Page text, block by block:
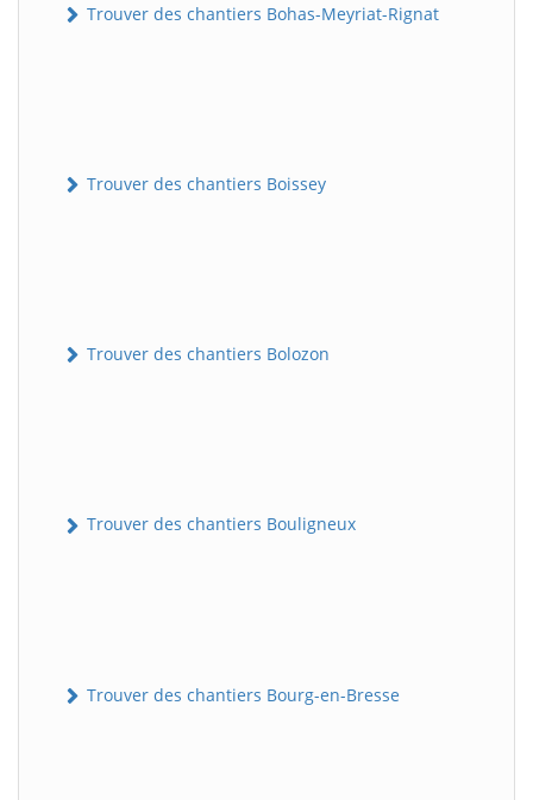
Trouver des chantiers Bohas-Meyriat-Rignat
Trouver des chantiers Boissey
Trouver des chantiers Bolozon
Trouver des chantiers Bouligneux
Trouver des chantiers Bourg-en-Bresse